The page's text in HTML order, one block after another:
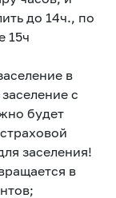
до 14ч., по
15ч
в
с
будет
заселения!
в